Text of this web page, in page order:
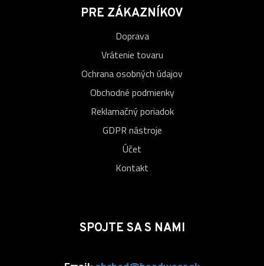
PRE ZÁKAZNÍKOV
Doprava
Vrátenie tovaru
Ochrana osobných údajov
Obchodné podmienky
Reklamačný poriadok
GDPR nástroje
Účet
Kontakt
SPOJTE SA S NAMI